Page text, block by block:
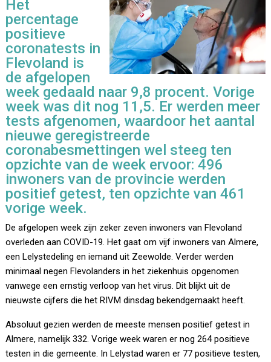
Het
percentage
positieve
coronatests in
Flevoland is
de afgelopen
week gedaald naar 9,8 procent. Vorige
week was dit nog 11,5. Er werden meer
tests afgenomen, waardoor het aantal
nieuwe geregistreerde
coronabesmettingen wel steeg ten
opzichte van de week ervoor: 496
inwoners van de provincie werden
positief getest, ten opzichte van 461
vorige week.
De afgelopen week zijn zeker zeven inwoners van Flevoland
overleden aan COVID-19. Het gaat om vijf inwoners van Almere,
een Lelystedeling en iemand uit Zeewolde. Verder werden
minimaal negen Flevolanders in het ziekenhuis opgenomen
vanwege een ernstig verloop van het virus. Dit blijkt uit de
nieuwste cijfers die het RIVM dinsdag bekendgemaakt heeft.
Absoluut gezien werden de meeste mensen positief getest in
Almere, namelijk 332. Vorige week waren er nog 264 positieve
testen in die gemeente. In Lelystad waren er 77 positieve testen,